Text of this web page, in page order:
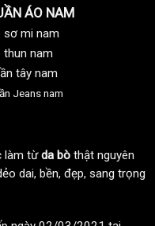
ÁO NAM
sơ mi nam
thun nam
tây nam
Jeans nam
làm từda bò thật nguyên
dai, bền, đẹp, sang trọng